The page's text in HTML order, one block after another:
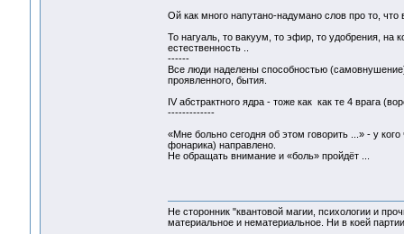
Ой как много напутано-надумано слов про то, что
То нагуаль, то вакуум, то эфир, то удобрения, на
естественность ..
------
Все люди наделены способностью
проявленного, бытия.
IV абстрактного ядра - тоже как как те 4 врага
-------------
«Мне больно сегодня об этом говорить ...» - у
фонарика) направлено.
Не обращать внимание и «боль» пройдёт ...
Не сторонник "квантовой магии, психологии и
материальное и нематериальное. Ни в коей